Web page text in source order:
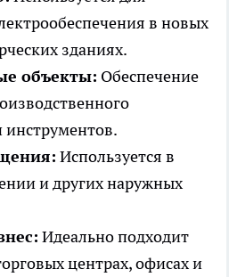
в новых
зданиях.
объекты: Обеспечение
инструментов.
Используется в
и других наружных
Идеально подходит
центрах, офисах и